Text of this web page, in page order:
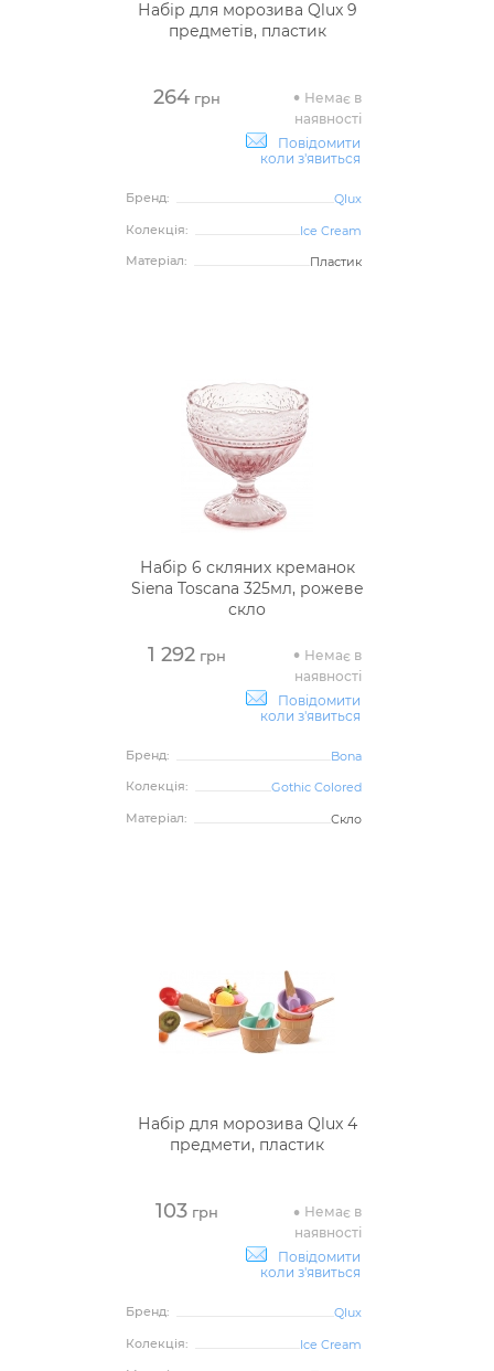
Набір для морозива Qlux 9
предметів, пластик
264грн
Немає в
наявності
Повідомити
коли з'явиться
Бренд:
Qlux
Колекція:
Ice Cream
Матеріал:
Пластик
Набір 6 скляних креманок
Siena Toscana 325мл, рожеве
скло
1 292грн
Немає в
наявності
Повідомити
коли з'явиться
Бренд:
Bona
Колекція:
Gothic Colored
Матеріал:
Скло
Набір для морозива Qlux 4
предмети, пластик
103грн
Немає в
наявності
Повідомити
коли з'явиться
Бренд:
Qlux
Колекція:
Ice Cream